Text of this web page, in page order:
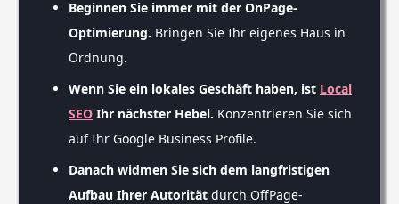
Beginnen Sie immer mit der OnPage-
Optimierung. Bringen Sie Ihr eigenes Haus in
Ordnung.
Wenn Sie ein lokales Geschäft haben, ist Local
SEO Ihr nächster Hebel. Konzentrieren Sie sich
auf Ihr Google Business Profile.
Danach widmen Sie sich dem langfristigen
Aufbau Ihrer Autorität durch OffPage-